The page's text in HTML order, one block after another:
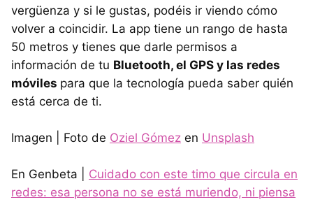
vergüenza y si le gustas, podéis ir viendo cómo
volver a coincidir. La app tiene un rango de hasta
50 metros y tienes que darle permisos a
información de tu Bluetooth, el GPS y las redes
móviles para que la tecnología pueda saber quién
está cerca de ti.
Imagen | Foto de Oziel Gómez en Unsplash
En Genbeta | Cuidado con este timo que circula en
redes: esa persona no se está muriendo, ni piensa